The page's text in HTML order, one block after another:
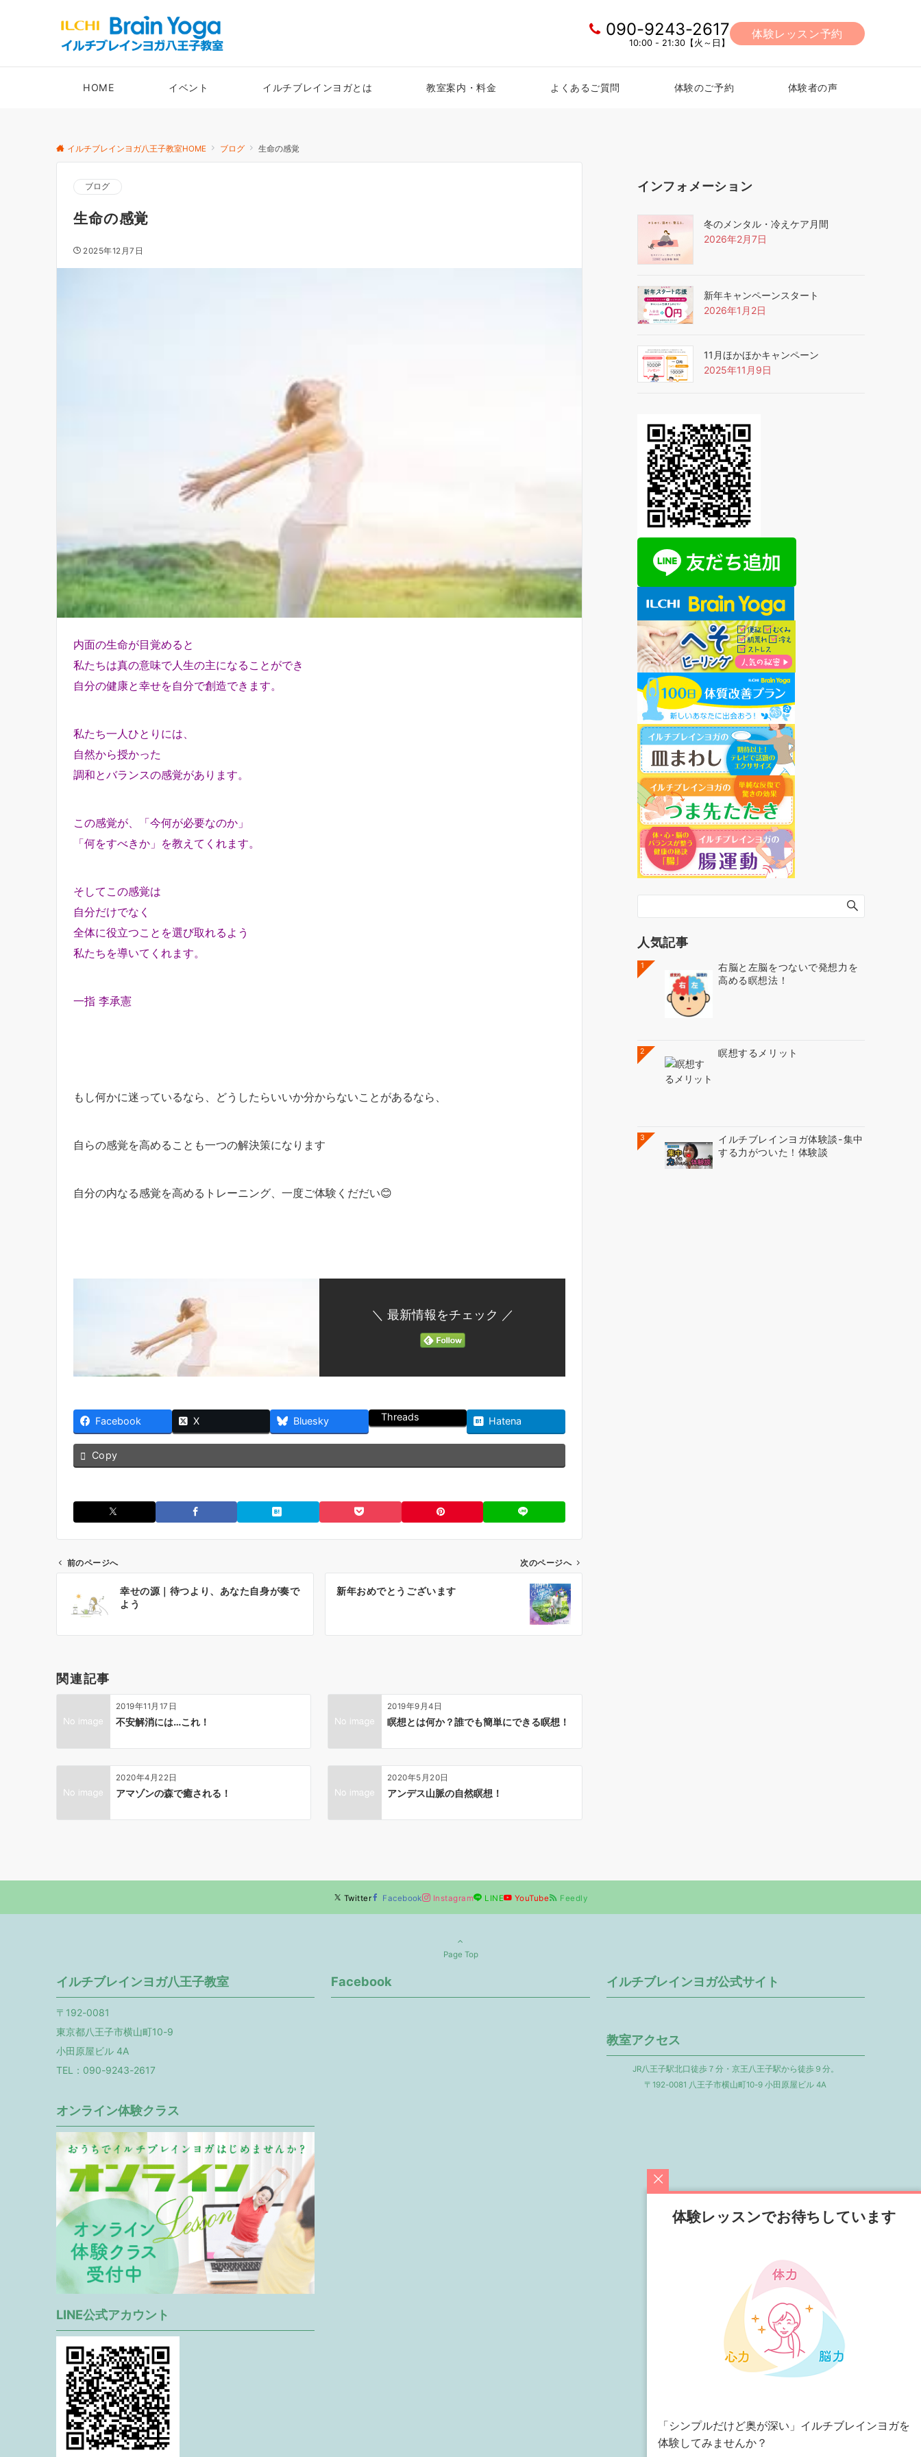
090-9243-2617
10:00 - 21:30【火～日】
体験レッスン予約
HOME イベント イルチブレインヨガとは 教室案内・料金 よくあるご質問 体験のご予約 体験者の声
イルチブレインヨガ八王子教室HOME ブログ 生命の感覚
ブログ
生命の感覚
2025年12月7日
内面の生命が目覚めると
私たちは真の意味で人生の主になることができ
自分の健康と幸せを自分で創造できます。
私たち一人ひとりには、
自然から授かった
調和とバランスの感覚があります。
この感覚が、「今何が必要なのか」
「何をすべきか」を教えてくれます。
そしてこの感覚は
自分だけでなく
全体に役立つことを選び取れるよう
私たちを導いてくれます。
一指 李承憲
もし何かに迷っているなら、どうしたらいいか分からないことがあるなら、
自らの感覚を高めることも一つの解決策になります
自分の内なる感覚を高めるトレーニング、一度ご体験くだだい😊
＼ 最新情報をチェック ／
Facebook X Bluesky Threads Hatena
Copy
シ
ン
前のページへ
幸せの源｜待つより、あなた自身が奏で
よう
次のページへ
新年おめでとうございます
関連記事
2019年11月17日
不安解消には…これ！
2019年9月4日
瞑想とは何か？誰でも簡単にできる瞑想！
2020年4月22日
アマゾンの森で癒される！
2020年5月20日
アンデス山脈の自然瞑想！
インフォメーション
冬のメンタル・冷えケア月間
2026年2月7日
新年キャンペーンスタート
2026年1月2日
11月ほかほかキャンペーン
2025年11月9日
人気記事
1
右脳と左脳をつないで発想力を
高める瞑想法！
2 瞑想するメリット
3
イルチブレインヨガ体験談-集中
する力がついた！体験談
Twitter Facebook Instagram LINE YouTube Feedly
Page Top
イルチブレインヨガ八王子教室
〒192-0081
東京都八王子市横山町10-9
小田原屋ビル 4A
TEL：090-9243-2617
オンライン体験クラス
LINE公式アカウント
Facebook イルチブレインヨガ公式サイト
教室アクセス
JR八王子駅北口徒歩７分・京王八王子駅から徒歩９分。
〒192-0081 八王子市横山町10-9 小田原屋ビル 4A
体験レッスンでお待ちしています
「シンプルだけど奥が深い」イルチブレインヨガを
体験してみませんか？